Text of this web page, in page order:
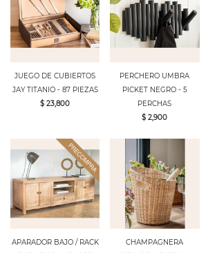
JUEGO DE CUBIERTOS
JAY TITANIO - 87 PIEZAS
$ 23,800
PERCHERO UMBRA
PICKET NEGRO - 5
PERCHAS
$ 2,900
APARADOR BAJO / RACK
CHAMPAGNERA